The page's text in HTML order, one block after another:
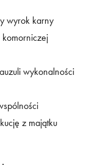
wyrok karny
wykonalności
z majątku